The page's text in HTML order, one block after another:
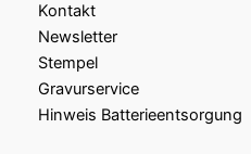
Kontakt
Newsletter
Stempel
Gravurservice
Hinweis Batterieentsorgung